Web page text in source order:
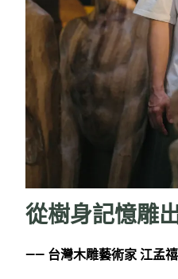
從樹身記憶雕
—— 台灣木雕藝術家 江孟禧